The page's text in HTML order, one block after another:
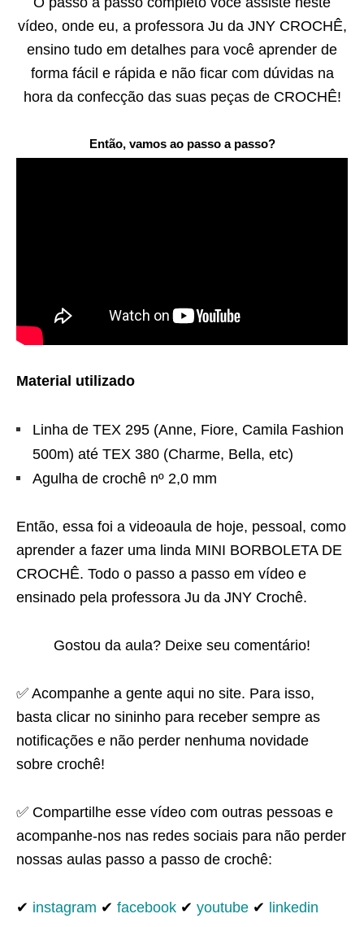
vídeo, onde eu, a professora Ju da JNY CROCHÊ,
ensino tudo em detalhes para você aprender de
forma fácil e rápida e não ficar com dúvidas na
hora da confecção das suas peças de CROCHÊ!
Então, vamos ao passo a passo?
Material utilizado
Linha de TEX 295 (Anne, Fiore, Camila Fashion
500m) até TEX 380 (Charme, Bella, etc)
Agulha de crochê nº 2,0 mm
Então, essa foi a videoaula de hoje, pessoal, como
aprender a fazer uma linda MINI BORBOLETA DE
CROCHÊ. Todo o passo a passo em vídeo e
ensinado pela professora Ju da JNY Crochê.
Gostou da aula? Deixe seu comentário!
✅ Acompanhe a gente aqui no site. Para isso,
basta clicar no sininho para receber sempre as
notificações e não perder nenhuma novidade
sobre crochê!
✅ Compartilhe esse vídeo com outras pessoas e
acompanhe-nos nas redes sociais para não perder
nossas aulas passo a passo de crochê:
✔ instagram ✔ facebook ✔ youtube ✔ linkedin